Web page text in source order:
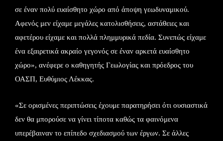
σε έναν πολύ ευαίσθητο χώρο από άποψη γεωδυναμικού.
Αφενός μεν είχαμε μεγάλες κατολισθήσεις, αστάθειες και
αφετέρου είχαμε και πολλά πλημμυρικά πεδία. Συνεπώς είχαμε
ένα εξαιρετικά ακραίο γεγονός σε έναν αρκετά ευαίσθητο
χώρο», ανέφερε ο καθηγητής Γεωλογίας και πρόεδρος του
ΟΑΣΠ, Ευθύμιος Λέκκας.
«Σε ορισμένες περιπτώσεις έχουμε παρατηρήσει ότι ουσιαστικά
δεν θα μπορούσε να γίνει τίποτα καθώς τα φαινόμενα
υπερέβαιναν το επίπεδο σχεδιασμού των έργων. Σε άλλες